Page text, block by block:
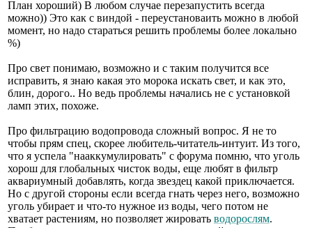
План хороший) В любом случае перезапустить всегда
можно)) Это как с виндой - переустановаить можно в любой
момент, но надо стараться решить проблемы более локально
%)
Про свет понимаю, возможно и с таким получится все
исправить, я знаю какая это морока искать свет, и как это,
блин, дорого.. Но ведь проблемы начались не с установкой
ламп этих, похоже.
Про фильтрацию водопровода сложный вопрос. Я не то
чтобы прям спец, скорее любитель-читатель-интуит. Из того,
что я успела "нааккумулировать" с форума помню, что уголь
хорош для глобальных чисток воды, еще любят в фильтр
аквариумный добавлять, когда звездец какой приключается.
Но с другой стороны если всегда гнать через него, возможно
уголь убирает и что-то нужное из воды, чего потом не
хватает растениям, но позволяет жировать водорослям.